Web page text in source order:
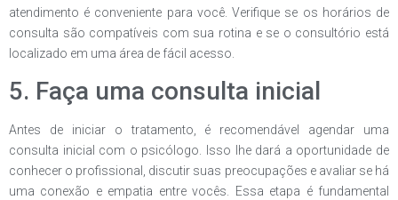
atendimento é conveniente para você. Verifique se os horários de
consulta são compatíveis com sua rotina e se o consultório está
localizado em uma área de fácil acesso.
5. Faça uma consulta inicial
Antes de iniciar o tratamento, é recomendável agendar uma
consulta inicial com o psicólogo. Isso lhe dará a oportunidade de
conhecer o profissional, discutir suas preocupações e avaliar se há
uma conexão e empatia entre vocês. Essa etapa é fundamental